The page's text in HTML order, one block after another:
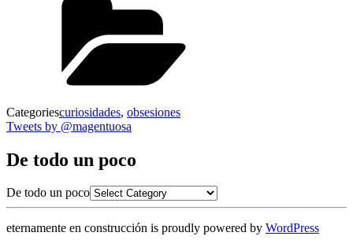
Categoriescuriosidades, obsesiones
Tweets by @magentuosa
De todo un poco
De todo un poco
eternamente en construcción is proudly powered by WordPress